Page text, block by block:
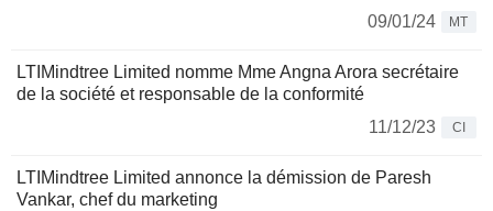
09/01/24
MT
LTIMindtree Limited nomme Mme Angna Arora secrétaire
de la société et responsable de la conformité
11/12/23
CI
LTIMindtree Limited annonce la démission de Paresh
Vankar, chef du marketing